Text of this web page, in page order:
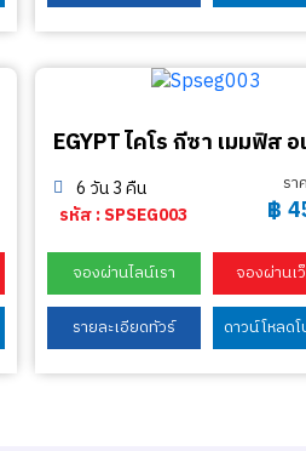
6 วัน 3 คืน
รหัส : SPSEG003
รา
฿
จองผ่านไลน์เรา จองผ่านเ
รายละเอียดทัวร์ ดาวน์โหลด